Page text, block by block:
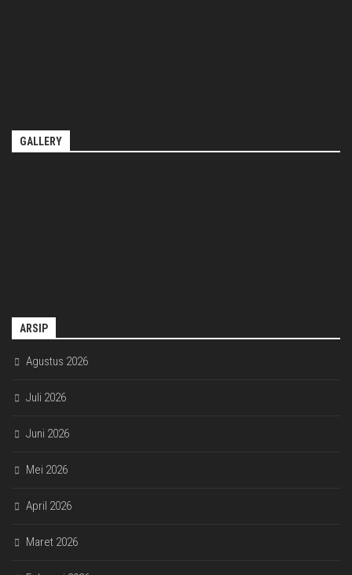
GALLERY
ARSIP
Agustus 2026
Juli 2026
Juni 2026
Mei 2026
April 2026
Maret 2026